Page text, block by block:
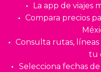
La app de viajes
Compara precios
Consulta rutas,
tu
Selecciona fechas